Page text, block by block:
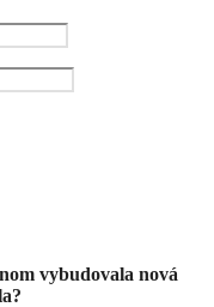
vybudovala nová